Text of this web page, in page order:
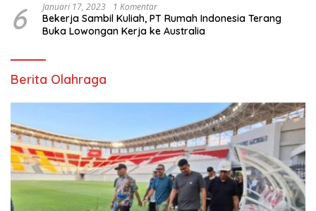
6 Januari 17, 2023 1 Komentar
Bekerja Sambil Kuliah, PT Rumah Indonesia Terang
Buka Lowongan Kerja ke Australia
Berita Olahraga